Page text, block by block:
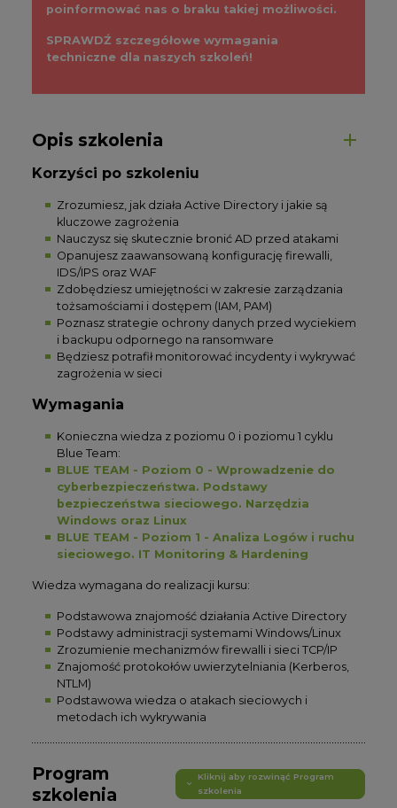
poinformować nas o braku takiej możliwości.
SPRAWDŹ szczegółowe wymagania
techniczne dla naszych szkoleń!
Opis szkolenia
Korzyści po szkoleniu
Zrozumiesz, jak działa Active Directory i jakie są
kluczowe zagrożenia
Nauczysz się skutecznie bronić AD przed atakami
Opanujesz zaawansowaną konfigurację firewalli,
IDS/IPS oraz WAF
Zdobędziesz umiejętności w zakresie zarządzania
tożsamościami i dostępem (IAM, PAM)
Poznasz strategie ochrony danych przed wyciekiem
i backupu odpornego na ransomware
Będziesz potrafił monitorować incydenty i wykrywać
zagrożenia w sieci
Wymagania
Konieczna wiedza z poziomu 0 i poziomu 1 cyklu
Blue Team:
BLUE TEAM - Poziom 0 - Wprowadzenie do
cyberbezpieczeństwa. Podstawy
bezpieczeństwa sieciowego. Narzędzia
Windows oraz Linux
BLUE TEAM - Poziom 1 - Analiza Logów i ruchu
sieciowego. IT Monitoring & Hardening
Wiedza wymagana do realizacji kursu:
Podstawowa znajomość działania Active Directory
Podstawy administracji systemami Windows/Linux
Zrozumienie mechanizmów firewalli i sieci TCP/IP
Znajomość protokołów uwierzytelniania (Kerberos,
NTLM)
Podstawowa wiedza o atakach sieciowych i
metodach ich wykrywania
Program
szkolenia
Kliknij aby rozwinąć Program
szkolenia